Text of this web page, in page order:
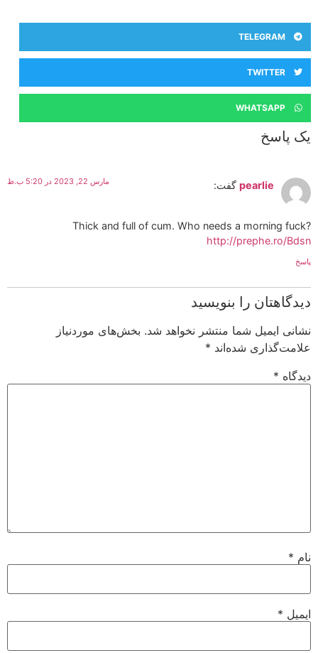
TELEGRAM
TWITTER
WHATSAPP
یک پاسخ
pearlie گفت: مارس 22, 2023 در 5:20 ب.ظ
Thick and full of cum. Who needs a morning fuck?
http://prephe.ro/Bdsn
پاسخ
دیدگاهتان را بنویسید
نشانی ایمیل شما منتشر نخواهد شد. بخش‌های موردنیاز
علامت‌گذاری شده‌اند*
دیدگاه*
نام*
ایمیل*